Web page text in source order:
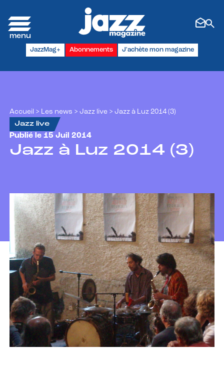
JazzMag+ Abonnements J'achète mon magazine
Accueil > Les news > Jazz live > Jazz à Luz 2014 (3)
Jazz live
Publié le 15 Juil 2014
Jazz à Luz 2014 (3)